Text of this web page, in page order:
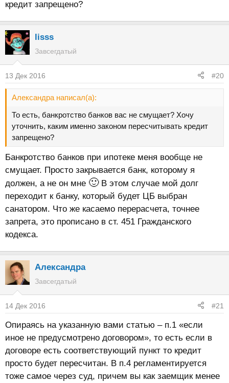
кредит запрещено?
lisss
Завсегдатый
13 Дек 2016 #20
Александра написал(а):
То есть, банкротство банков вас не смущает? Хочу
уточнить, каким именно законом пересчитывать кредит
запрещено?
Банкротство банков при ипотеке меня вообще не
смущает. Просто закрывается банк, которому я
должен, а не он мне 🙂В этом случае мой долг
переходит к банку, который будет ЦБ выбран
санатором. Что же касаемо перерасчета, точнее
запрета, это прописано в ст. 451 Гражданского
кодекса.
Александра
Завсегдатый
14 Дек 2016 #21
Опираясь на указанную вами статью – п.1 «если
иное не предусмотрено договором», то есть если в
договоре есть соответствующий пункт то кредит
просто будет пересчитан. В п.4 регламентируется
тоже самое через суд, причем вы как заемщик менее